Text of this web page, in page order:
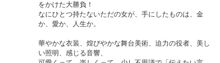
をかけた大勝負！
なにひとつ持たないただの女が、手にしたものは、金
か、愛か、人生か。
華やかな衣装、煌びやかな舞台美術、迫力の役者、美し
い照明、感じる音響、